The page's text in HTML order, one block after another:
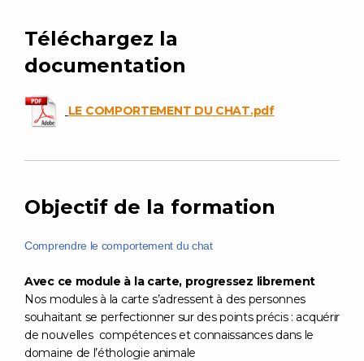
Téléchargez la
documentation
LE COMPORTEMENT DU CHAT.pdf
Objectif de la formation
Comprendre le comportement du chat
Avec ce module à la carte, progressez librement
Nos modules à la carte s’adressent à des personnes
souhaitant se perfectionner sur des points précis : acquérir
de nouvelles compétences et connaissances dans le
domaine de l’éthologie animale